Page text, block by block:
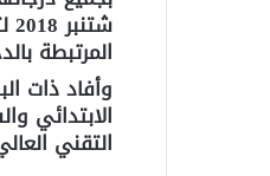
المرتبطة
الابتدائي
التقني العالي، فيما تنطلق